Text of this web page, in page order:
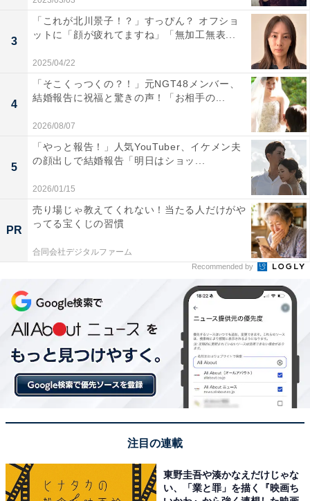
3
「これが北川景子！？」すっぴん？ オフショ
ットに「顔が疲れてますね」「無加工無表...
2025/04/22
4
「そこくっつくの？！」元NGT48メンバー、
結婚報告に祝福と驚きの声！「お相手の...
2026/08/07
5
「やっと報告！」人気YouTuber、イケメン夫
の顔出しで結婚報告「明日はショッ...
2026/01/15
PR
売り場じゃ教えてくれない！当たる人だけがや
ってる宝くじの習慣
合同会社デジタルファーム
Recommended by
注目の連載
東野圭吾や湊かなえだけじゃな
い、「業と罪」を描く『映画ち